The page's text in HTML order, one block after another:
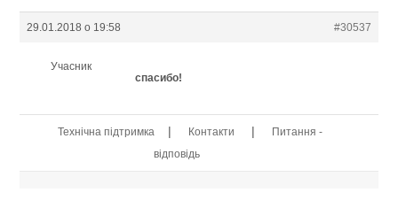
29.01.2018 о 19:58 #30537
Учасник
спасибо!
Технічна підтримка | Контакти |
Питання -
відповідь